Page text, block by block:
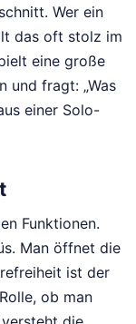
Wer ein
das oft stolz im
eine große
und fragt: „Was
einer Solo-
Funktionen.
Man öffnet die
ist der
ob man